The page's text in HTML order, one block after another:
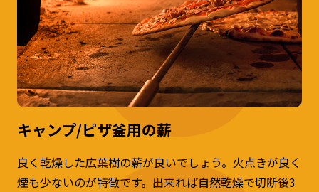
キャンプ/ピザ釜用の薪
良く乾燥した広葉樹の薪が良いでしょう。火点きが良く
煙も少ないのが特徴です。出来れば自然乾燥で切断後3